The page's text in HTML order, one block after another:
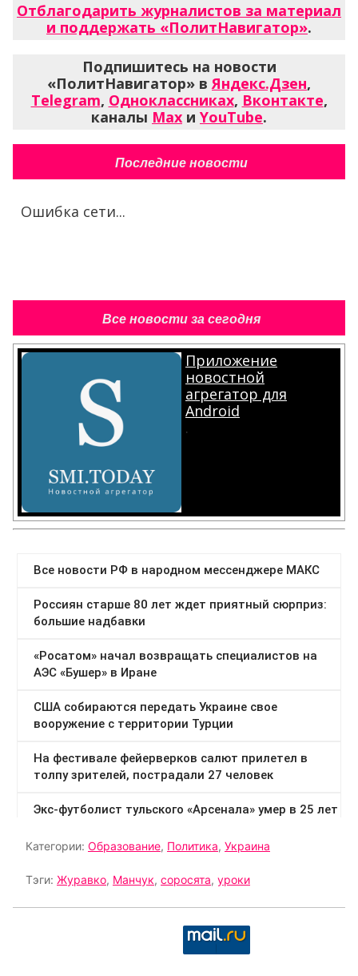
Отблагодарить журналистов за материал
и поддержать «ПолитНавигатор».
Подпишитесь на новости
«ПолитНавигатор» вЯндекс.Дзен,
Telegram, Одноклассниках, Вконтакте,
каналы Max и YouTube.
Последние новости
Ошибка сети...
Все новости за сегодня
Приложение
новостной
агрегатор для
Android
.
Категории: Образование, Политика, Украина
Тэги: Журавко, Манчук, соросята, уроки